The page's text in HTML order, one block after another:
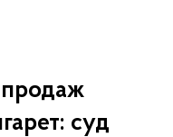
продаж
суд